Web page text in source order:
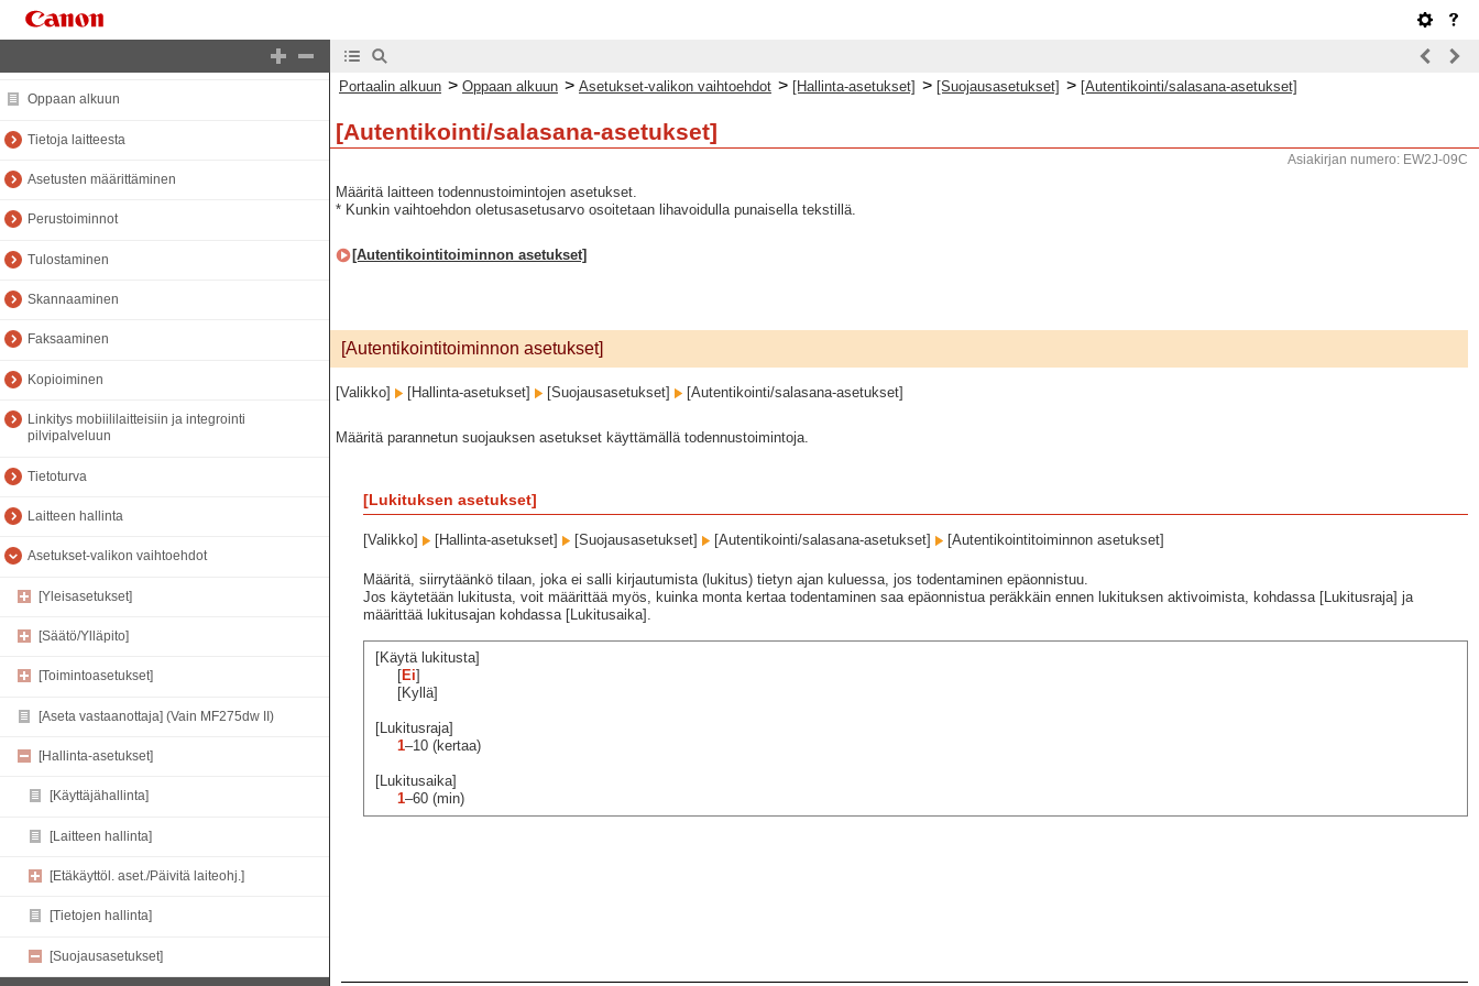
Oppaan alkuun
Tietoja laitteesta
Asetusten määrittäminen
Perustoiminnot
Tulostaminen
Skannaaminen
Faksaaminen
Kopioiminen
Linkitys mobiililaitteisiin ja integrointi
pilvipalveluun
Tietoturva
Laitteen hallinta
Asetukset-valikon vaihtoehdot
[Yleisasetukset]
[Säätö/Ylläpito]
[Toimintoasetukset]
[Aseta vastaanottaja] (Vain MF275dw II)
[Hallinta-asetukset]
[Käyttäjähallinta]
[Laitteen hallinta]
[Etäkäyttöl. aset./Päivitä laiteohj.]
[Tietojen hallinta]
[Suojausasetukset]
Portaalin alkuun > Oppaan alkuun > Asetukset-valikon vaihtoehdot > [Hallinta-asetukset] > [Suojausasetukset] > [Autentikointi/salasana-asetukset]
[Autentikointi/salasana-asetukset]
Asiakirjan numero: EW2J-09C
Määritä laitteen todennustoimintojen asetukset.
* Kunkin vaihtoehdon oletusasetusarvo osoitetaan lihavoidulla punaisella tekstillä.
[Autentikointitoiminnon asetukset]
[Autentikointitoiminnon asetukset]
[Valikko] [Hallinta-asetukset] [Suojausasetukset] [Autentikointi/salasana-asetukset]
Määritä parannetun suojauksen asetukset käyttämällä todennustoimintoja.
[Lukituksen asetukset]
[Valikko] [Hallinta-asetukset] [Suojausasetukset] [Autentikointi/salasana-asetukset] [Autentikointitoiminnon asetukset]
Määritä, siirrytäänkö tilaan, joka ei salli kirjautumista (lukitus) tietyn ajan kuluessa, jos todentaminen epäonnistuu.
Jos käytetään lukitusta, voit määrittää myös, kuinka monta kertaa todentaminen saa epäonnistua peräkkäin ennen lukituksen aktivoimista, kohdassa [Lukitusraja] ja
määrittää lukitusajan kohdassa [Lukitusaika].
[Käytä lukitusta]
[Ei]
[Kyllä]
[Lukitusraja]
1–10 (kertaa)
[Lukitusaika]
1–60 (min)